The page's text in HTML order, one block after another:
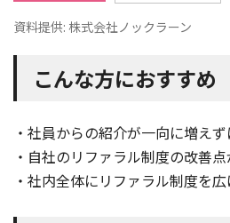
資料提供: 株式会社ノックラーン
こんな方におすすめ
・社員からの紹介が一向に増え
・自社のリファラル制度の改善
・社内全体にリファラル制度を